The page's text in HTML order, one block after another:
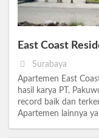
East Coast
Surabaya
Apartemen East
hasil karya PT.
record baik dan
Apartemen lainnya